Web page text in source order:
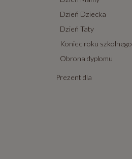
Dzień Dziecka
Dzień Taty
Koniec roku szkolnego
Obrona dyplomu
Prezent dla